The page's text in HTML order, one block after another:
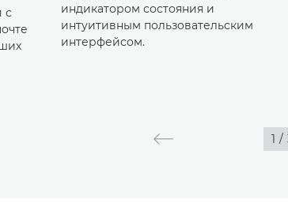
с
индикатором состояния и
интуитивным пользовательским
интерфейсом.
1 /